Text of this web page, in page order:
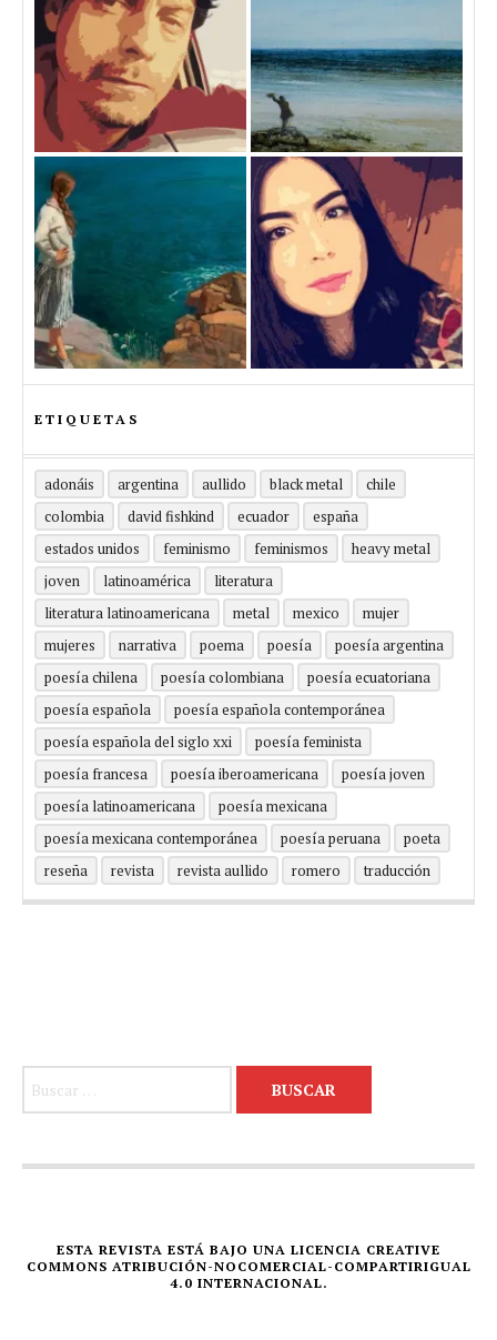
ETIQUETAS
adonáis argentina aullido black metal
chile
colombia
david fishkind ecuador
españa
estados unidos
feminismo feminismos
heavy metal
joven
latinoamérica
literatura
literatura latinoamericana
metal mexico
mujer
mujeres
narrativa poema poesía
poesía argentina
poesía chilena
poesía colombiana
poesía ecuatoriana
poesía española
poesía española contemporánea
poesía española del siglo xxi
poesía feminista
poesía francesa
poesía iberoamericana
poesía joven
poesía latinoamericana
poesía mexicana
poesía mexicana contemporánea
poesía peruana
poeta
reseña
revista revista aullido romero traducción
ESTA REVISTA ESTÁ BAJO UNA LICENCIA CREATIVE
COMMONS ATRIBUCIÓN-NOCOMERCIAL-COMPARTIRIGUAL
4.0 INTERNACIONAL.